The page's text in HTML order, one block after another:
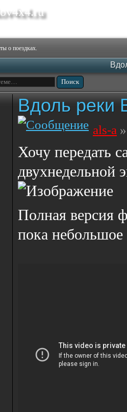
о поездках.
Вдоль реки
als-a
Хочу передать
двухнедельной
Полная
пока небольшое